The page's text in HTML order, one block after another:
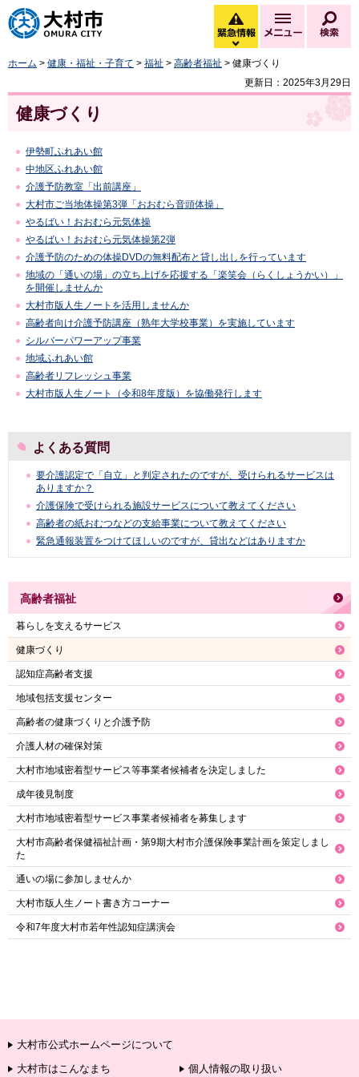
大村市
緊急情報
緊急情報を開く
メニュー
ホーム > 健康・福祉・子育て > 福祉 > 高齢者福祉 > 健康づくり
更新日：2025年3月29日
健康づくり
伊勢町ふれあい館
中地区ふれあい館
介護予防教室「出前講座」
大村市ご当地体操第3弾「おおむら音頭体操」
やるばい！おおむら元気体操
やるばい！おおむら元気体操第2弾
介護予防のための体操DVDの無料配布と貸し出しを行っています
地域の「通いの場」の立ち上げを応援する「楽笑会（らくしょうかい）」
を開催しませんか
大村市版人生ノートを活用しませんか
高齢者向け介護予防講座（熟年大学校事業）を実施しています
シルバーパワーアップ事業
地域ふれあい館
高齢者リフレッシュ事業
大村市版人生ノート（令和8年度版）を協働発行します
よくある質問
要介護認定で「自立」と判定されたのですが、受けられるサービスは
ありますか？
介護保険で受けられる施設サービスについて教えてください
高齢者の紙おむつなどの支給事業について教えてください
緊急通報装置をつけてほしいのですが、貸出などはありますか
高齢者福祉
暮らしを支えるサービス
健康づくり
認知症高齢者支援
地域包括支援センター
高齢者の健康づくりと介護予防
介護人材の確保対策
大村市地域密着型サービス等事業者候補者を決定しました
成年後見制度
大村市地域密着型サービス事業者候補者を募集します
大村市高齢者保健福祉計画・第9期大村市介護保険事業計画を策定しまし
た
通いの場に参加しませんか
大村市版人生ノート書き方コーナー
令和7年度大村市若年性認知症講演会
大村市公式ホームページについて
大村市はこんなまち
個人情報の取り扱い